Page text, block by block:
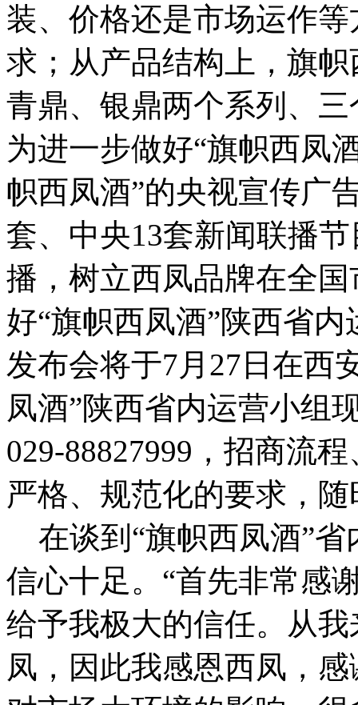
装、价格还是市场运作
求；从产品结构上，旗
青鼎、银鼎两个系列、
为进一步做好“旗帜西凤
帜西凤酒”的央视宣传广
套、中央13套新闻联播
播，树立西凤品牌在全
好“旗帜西凤酒”陕西省
发布会将于7月27日在西
凤酒”陕西省内运营小组
029-88827999，招商流
严格、规范化的要求，
在谈到“旗帜西凤酒”省
信心十足。“首先非常感
给予我极大的信任。从
凤，因此我感恩西凤，